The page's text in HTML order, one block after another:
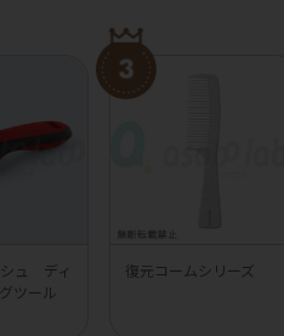
シュ ディ
ツール
復元コームシリーズ